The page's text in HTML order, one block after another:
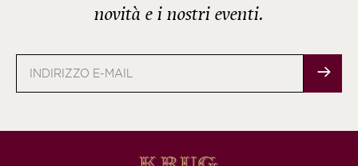
novità e i nostri eventi.